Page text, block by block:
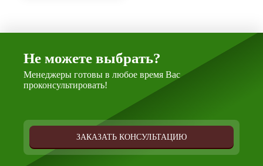
Не можете выбрать?
Менеджеры готовы в любое время Вас
проконсультировать!
ЗАКАЗАТЬ КОНСУЛЬТАЦИЮ